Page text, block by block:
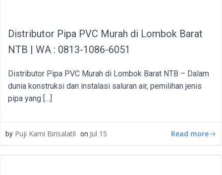
Distributor Pipa PVC Murah di Lombok Barat
NTB | WA : 0813-1086-6051
Distributor Pipa PVC Murah di Lombok Barat NTB – Dalam
dunia konstruksi dan instalasi saluran air, pemilihan jenis
pipa yang […]
by Puji Kami Birisalatil on Jul 15 Read more